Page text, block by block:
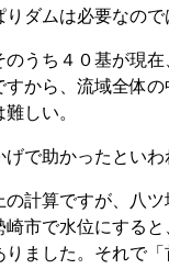
ムは必要なので
うち４０基が現
から、流域全体
しい。
で助かったといわ
計算ですが、八
市で水位にする
ました。それで